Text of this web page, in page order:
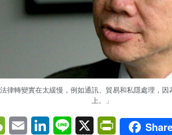
律轉變實在太緩慢，例如通訊、貿易和私隱處理，
上。」
WeChatEmail LinkedInLine X PrintFriendly